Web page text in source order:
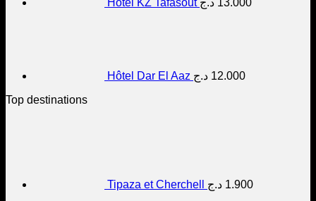
Hôtel Dar El Aaz 12.000 د.ج
Top destinations
Tipaza et Cherchell 1.900 د.ج